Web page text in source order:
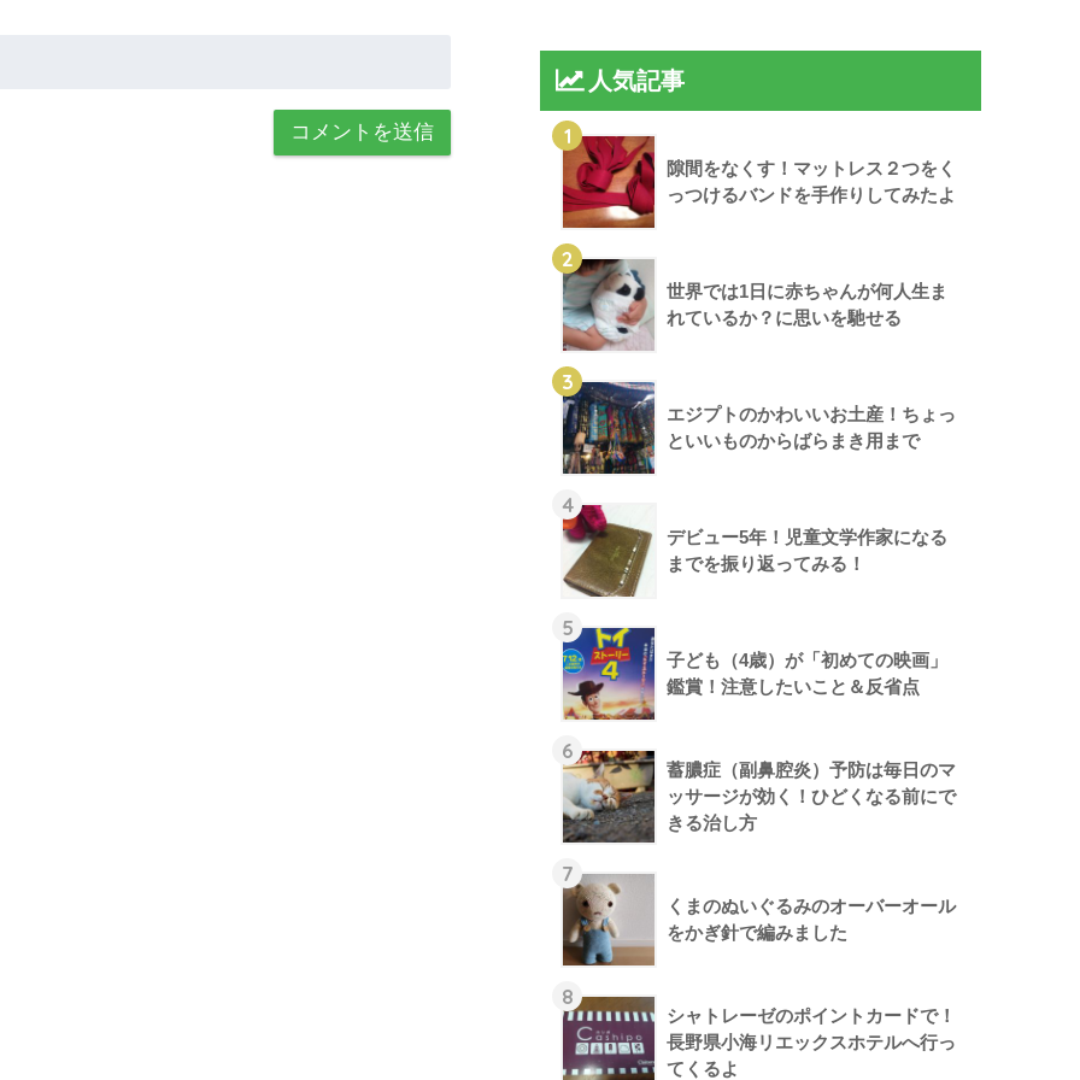
人気記事
1
隙間をなくす！マットレス２つをく
っつけるバンドを手作りしてみたよ
2
世界では1日に赤ちゃんが何人生ま
れているか？に思いを馳せる
3
エジプトのかわいいお土産！ちょっ
といいものからばらまき用まで
4
デビュー5年！児童文学作家になる
までを振り返ってみる！
5
子ども（4歳）が「初めての映画」
鑑賞！注意したいこと＆反省点
6
蓄膿症（副鼻腔炎）予防は毎日のマ
ッサージが効く！ひどくなる前にで
きる治し方
7
くまのぬいぐるみのオーバーオール
をかぎ針で編みました
8
シャトレーゼのポイントカードで！
長野県小海リエックスホテルへ行っ
てくるよ